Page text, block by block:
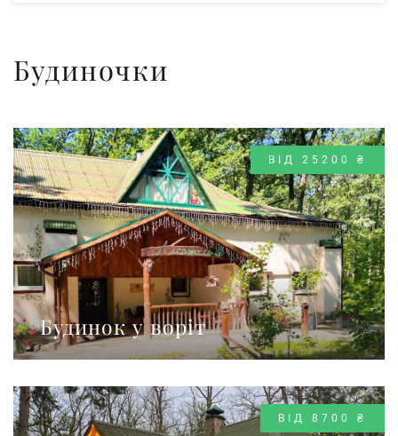
Будиночки
ВІД 25200 ₴
Будинок у воріт
ВІД 8700 ₴